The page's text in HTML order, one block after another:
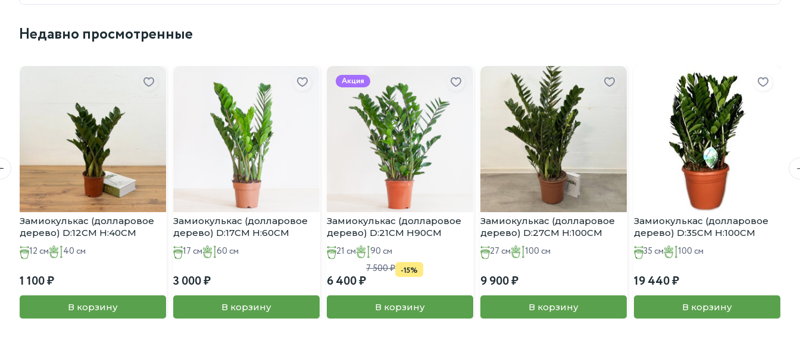
западное окно — идеально.
💨 Влажность: Обожает высокую влажность. Ежедневные опрыскивания (стараясь не попадать на цветы) или поддон с влажным керамзитом жизненно необходимы.
🌡️ Температура: Теплолюбива летом (20-25°C). Терпеть не может сквозняков и перестановок! Любая резкая смена условий приведет к сбросу листьев. Зимой предпочитает легкую
прохладу (15-18°C), но может зимовать и в комнате при достаточной влажности.
Характеристики:
Название: Серисса японская / вонючая (Serissa japonica / phoetida)
Народное название: Дерево тысячи звезд, Снежная роза
Возраст дерева: ~ 5 лет
Диаметр плошки (D): 15 см
Высота растения с горшком (H): ~30 см
Недавно просмотренные
Замиокулькас (долларовое
дерево) D:12CM H:40CM
12 см 40 см
1 100
В корзину
Замиокулькас (долларовое
дерево) D:17CM H:60CM
17 см 60 см
3 000
В корзину
Акция
Замиокулькас (долларовое
дерево) D:21CM H90CM
21 см 90 см
6 400
7 500 -15%
В корзину
Замиокулькас (долларовое
дерево) D:27CM H:100CM
27 см 100 см
9 900
В корзину
Замиокулькас (долларовое
дерево) D:35CM H:100CM
35 см 100 см
19 440
В корзину